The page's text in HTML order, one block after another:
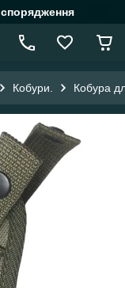
спорядження
Кобури. Кобура